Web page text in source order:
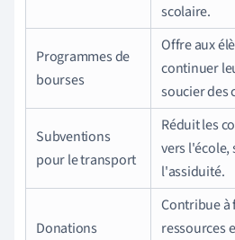
scolaire.
Programmes de
bourses
Offre aux
continuer
soucier des
Subventions
pour le transport
Réduit les
vers
l'assiduité.
Donations
Contribue à
ressources